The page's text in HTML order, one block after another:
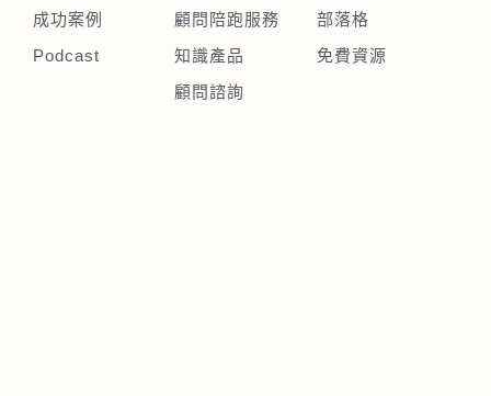
成功案例
Podcast
顧問陪跑服務
知識產品
顧問諮詢
部落格
免費資源